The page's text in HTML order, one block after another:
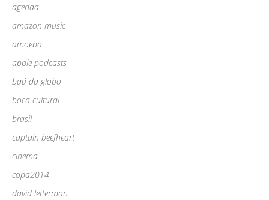
agenda
amazon music
amoeba
apple podcasts
baú da globo
boca cultural
brasil
captain beefheart
cinema
copa2014
david letterman